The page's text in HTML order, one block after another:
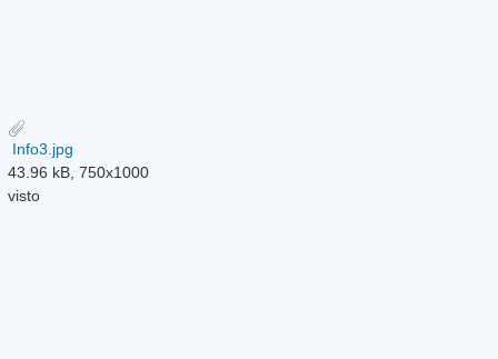
Info3.jpg
43.96 kB, 750x1000
visto